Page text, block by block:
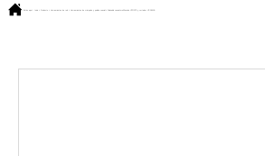
 Estás aquí: Producto Pelacable coaxial multifunción UTP/STP y cortador HT-S501B